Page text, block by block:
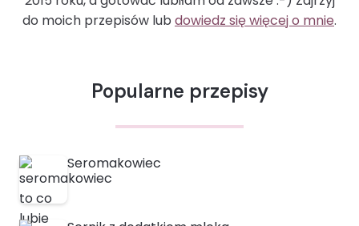
do moich przepisów lub dowiedz się więcej o mnie.
Popularne przepisy
Seromakowiec